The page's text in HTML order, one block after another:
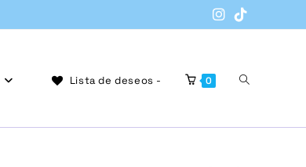
Lista de deseos - 0 Alternar